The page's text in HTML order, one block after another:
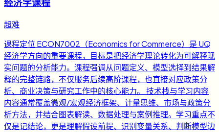
经济学课程
超难
课程定位 ECON7002（Economics for Commerce）是 UQ
经济学方向的重要课程，目标是把经济学理论转化为可解释现
实问题的分析能力。课程强调从问题定义、模型选择到结果解
释的完整链路，不仅服务后续高阶课程，也直接对应政策分
析、商业决策与研究工作中的核心能力。 技术栈与学习内容
内容通常覆盖微观/宏观经济框架、计量思维、市场与政策分
析方法，并结合图表解读、数据处理与案例推理。学习重点不
仅是记结论，更是理解假设前提、识别变量关系、判断模型边